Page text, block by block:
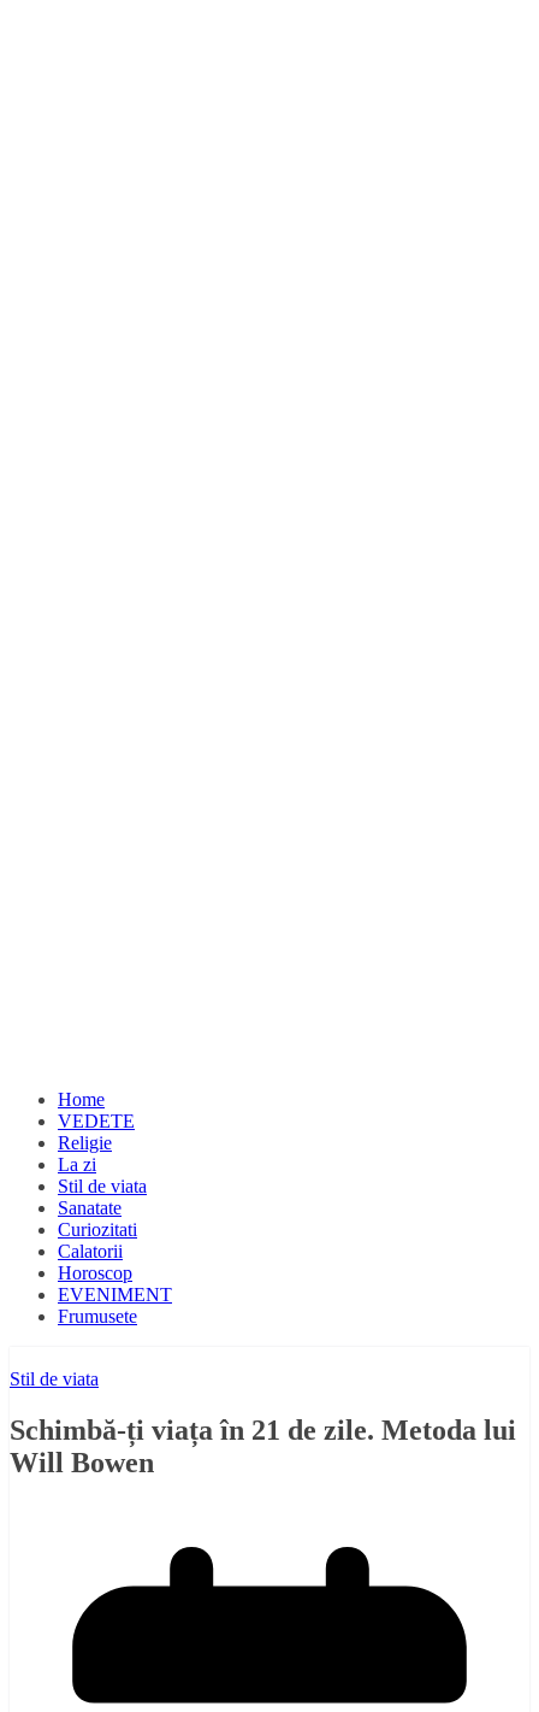
Home
VEDETE
Religie
La zi
Stil de viata
Sanatate
Curiozitati
Calatorii
Horoscop
EVENIMENT
Frumusete
Stil de viata
Schimbă-ți viața în 21 de zile. Metoda lui
Will Bowen